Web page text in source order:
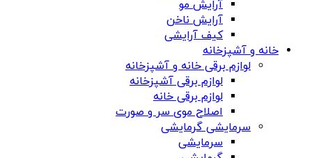
آرایش مو
آرایش ناخن
کیف آرایشی
خانه و آشپزخانه
لوازم برقی خانه و آشپزخانه
لوازم برقی آشپزخانه
لوازم برقی خانه
اصلاح موی سر و صورت
سرمایشی گرمایشی
سرمایشی